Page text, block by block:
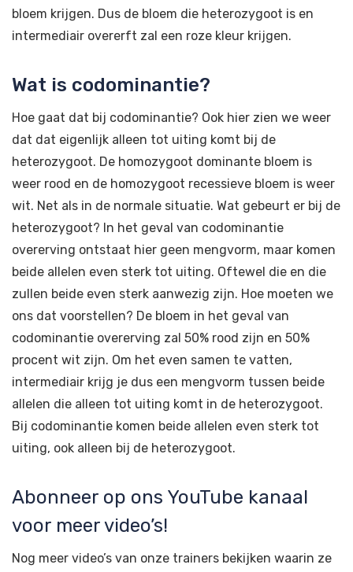
bloem krijgen. Dus de bloem die heterozygoot is en
intermediair overerft zal een roze kleur krijgen.
Wat is codominantie?
Hoe gaat dat bij codominantie? Ook hier zien we weer
dat dat eigenlijk alleen tot uiting komt bij de
heterozygoot. De homozygoot dominante bloem is
weer rood en de homozygoot recessieve bloem is weer
wit. Net als in de normale situatie. Wat gebeurt er bij de
heterozygoot? In het geval van codominantie
overerving ontstaat hier geen mengvorm, maar komen
beide allelen even sterk tot uiting. Oftewel die en die
zullen beide even sterk aanwezig zijn. Hoe moeten we
ons dat voorstellen? De bloem in het geval van
codominantie overerving zal 50% rood zijn en 50%
procent wit zijn. Om het even samen te vatten,
intermediair krijg je dus een mengvorm tussen beide
allelen die alleen tot uiting komt in de heterozygoot.
Bij codominantie komen beide allelen even sterk tot
uiting, ook alleen bij de heterozygoot.
Abonneer op ons YouTube kanaal
voor meer video’s!
Nog meer video’s van onze trainers bekijken waarin ze